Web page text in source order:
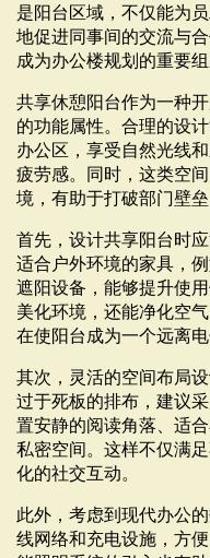
是阳台区域，不仅能为
地促进同事间的交流与
成为办公楼规划的重要组
共享休憩阳台作为一种
的功能属性。合理的设
办公区，享受自然光线
疲劳感。同时，这类空
境，有助于打破部门壁
首先，设计共享阳台时
适合户外环境的家具，
遮阳设备，能够提升使
美化环境，还能净化空
在使阳台成为一个远离
其次，灵活的空间布局
过于死板的排布，建议
置安静的阅读角落、适
私密空间。这样不仅满
化的社交互动。
此外，考虑到现代办公
线网络和充电设施，方